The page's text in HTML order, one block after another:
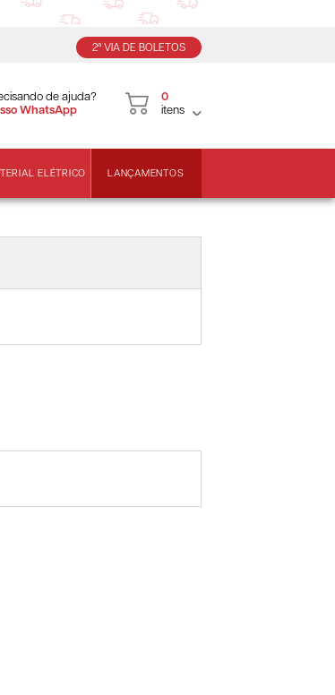
2ª VIA DE BOLETOS
de ajuda?
WhatsApp
0
itens
ELÉTRICO LANÇAMENTOS